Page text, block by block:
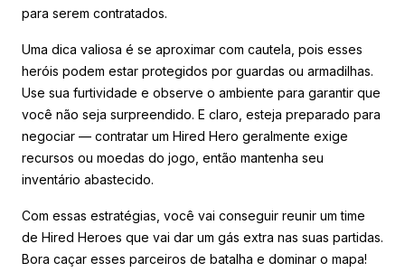
para serem contratados.
Uma dica valiosa é se aproximar com cautela, pois esses
heróis podem estar protegidos por guardas ou armadilhas.
Use sua furtividade e observe o ambiente para garantir que
você não seja surpreendido. E claro, esteja preparado para
negociar — contratar um Hired Hero geralmente exige
recursos ou moedas do jogo, então mantenha seu
inventário abastecido.
Com essas estratégias, você vai conseguir reunir um time
de Hired Heroes que vai dar um gás extra nas suas partidas.
Bora caçar esses parceiros de batalha e dominar o mapa!